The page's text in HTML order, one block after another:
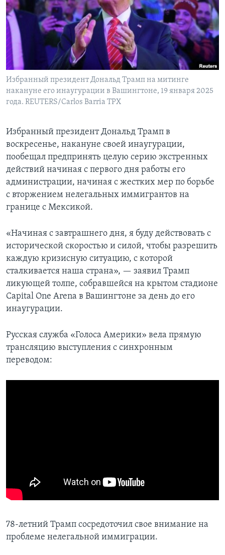
Learning English
СОЦИАЛЬНЫЕ СЕТИ
Языки
Избранный президент Дональд Трамп на митинге
накануне его инаугурации в Вашингтоне, 19 января 2025
года. REUTERS/Carlos Barria TPX
Избранный президент Дональд Трамп в
воскресенье, накануне своей инаугурации,
пообещал предпринять целую серию экстренных
действий начиная с первого дня работы его
администрации, начиная с жестких мер по борьбе
с вторжением нелегальных иммигрантов на
границе с Мексикой.
«Начиная с завтрашнего дня, я буду действовать с
исторической скоростью и силой, чтобы разрешить
каждую кризисную ситуацию, с которой
сталкивается наша страна», — заявил Трамп
ликующей толпе, собравшейся на крытом стадионе
Capital One Arena в Вашингтоне за день до его
инаугурации.
Русская служба «Голоса Америки» вела прямую
трансляцию выступления с синхронным
переводом:
78-летний Трамп сосредоточил свое внимание на
проблеме нелегальной иммиграции.